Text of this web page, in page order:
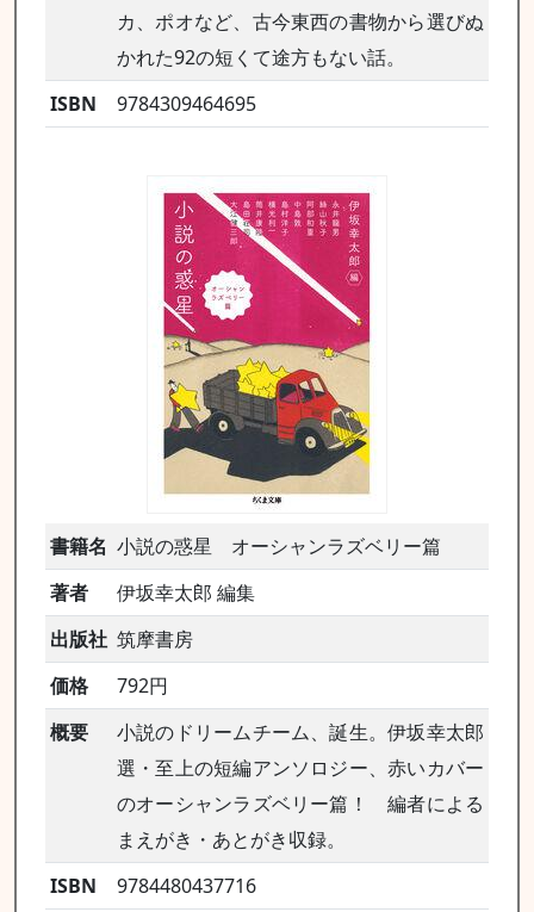
カ、ポオなど、古今東西の書物から選びぬ
かれた92の短くて途方もない話。
ISBN
9784309464695
書籍名 小説の惑星 オーシャンラズベリー篇
著者
伊坂幸太郎 編集
出版社 筑摩書房
価格
792円
概要
小説のドリームチーム、誕生。伊坂幸太郎
選・至上の短編アンソロジー、赤いカバー
のオーシャンラズベリー篇！ 編者による
まえがき・あとがき収録。
ISBN
9784480437716